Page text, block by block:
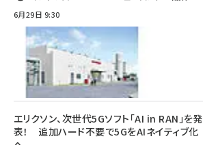
6月29日 9:30
エリクソン、次世代5Gソフト「AI in RAN」を発
表！ 追加ハード不要で5GをAIネイティブ化